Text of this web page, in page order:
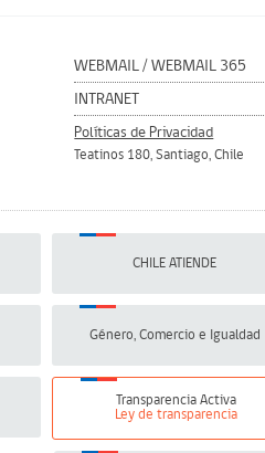
WEBMAIL /WEBMAIL 365
INTRANET
Políticas de Privacidad
Teatinos 180, Santiago, Chile
CHILE ATIENDE
Género, Comercio e Igualdad
Transparencia Activa
Ley de transparencia